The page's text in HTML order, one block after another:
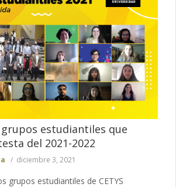
estudiantiles que
del 2021-2022
diciembre 3, 2021
grupos estudiantiles de CETYS